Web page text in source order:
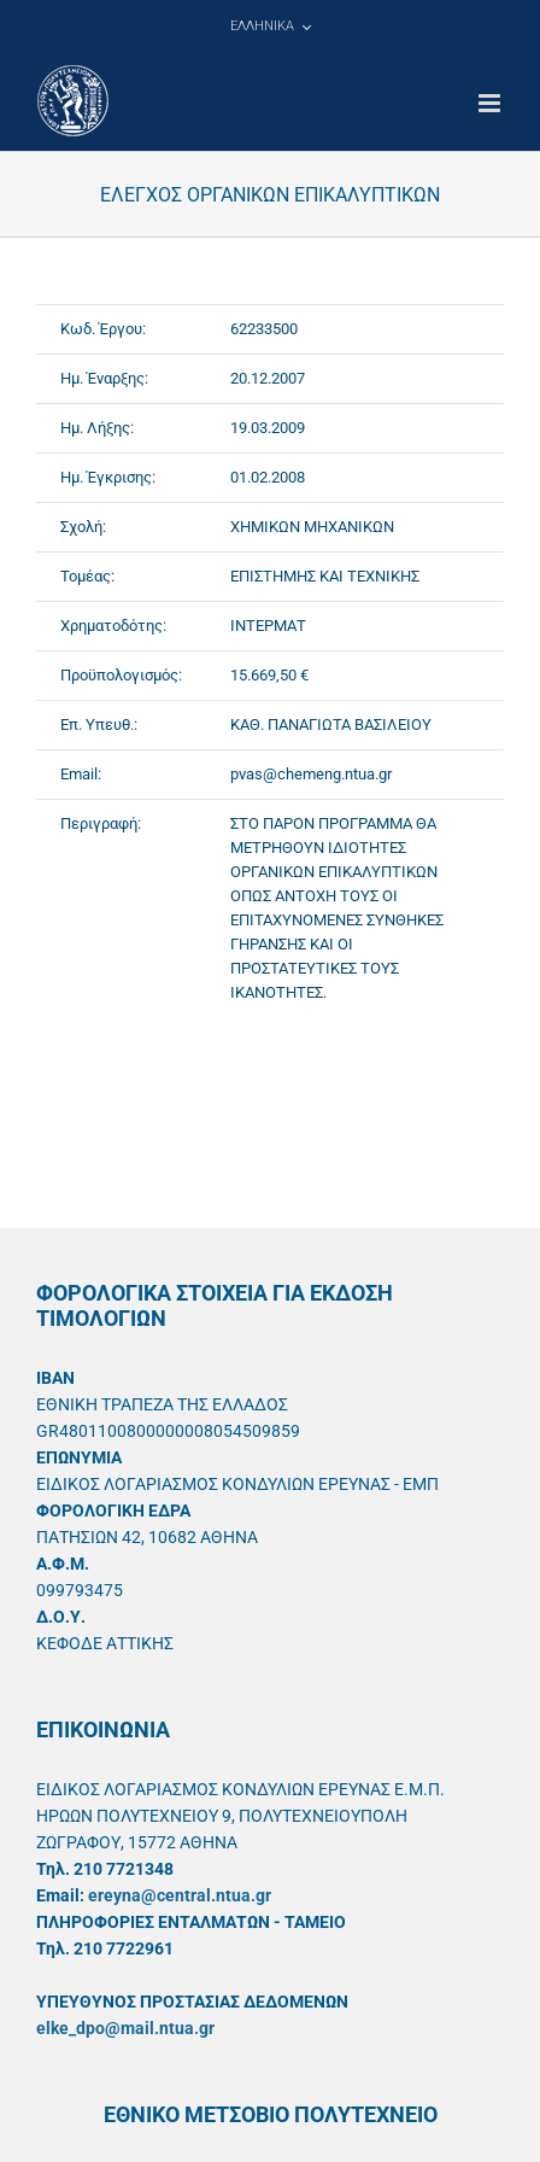
ΕΛΛΗΝΙΚΑ
ΕΛΕΓΧΟΣ ΟΡΓΑΝΙΚΩΝ ΕΠΙΚΑΛΥΠΤΙΚΩΝ
Κωδ. Έργου: 62233500
Ημ. Έναρξης: 20.12.2007
Ημ. Λήξης: 19.03.2009
Ημ. Έγκρισης: 01.02.2008
Σχολή: ΧΗΜΙΚΩΝ ΜΗΧΑΝΙΚΩΝ
Τομέας: ΕΠΙΣΤΗΜΗΣ ΚΑΙ ΤΕΧΝΙΚΗΣ
Χρηματοδότης: ΙΝΤΕΡΜΑΤ
Προϋπολογισμός: 15.669,50 €
Επ. Υπευθ.: ΚΑΘ. ΠΑΝΑΓΙΩΤΑ ΒΑΣΙΛΕΙΟΥ
Email: pvas@chemeng.ntua.gr
Περιγραφή:
ΣΤΟ ΠΑΡΟΝ ΠΡΟΓΡΑΜΜΑ ΘΑ
ΜΕΤΡΗΘΟΥΝ ΙΔΙΟΤΗΤΕΣ
ΟΡΓΑΝΙΚΩΝ ΕΠΙΚΑΛΥΠΤΙΚΩΝ
ΟΠΩΣ ΑΝΤΟΧΗ ΤΟΥΣ ΟΙ
ΕΠΙΤΑΧΥΝΟΜΕΝΕΣ ΣΥΝΘΗΚΕΣ
ΓΗΡΑΝΣΗΣ ΚΑΙ ΟΙ
ΠΡΟΣΤΑΤΕΥΤΙΚΕΣ ΤΟΥΣ
ΙΚΑΝΟΤΗΤΕΣ.
ΦΟΡΟΛΟΓΙΚΑ ΣΤΟΙΧΕΙΑ ΓΙΑ ΕΚΔΟΣΗ
ΤΙΜΟΛΟΓΙΩΝ
IBAN
ΕΘΝΙΚΗ ΤΡΑΠΕΖΑ ΤΗΣ ΕΛΛΑΔΟΣ
GR4801100800000008054509859
ΕΠΩΝΥΜΙΑ
ΕΙΔΙΚΟΣ ΛΟΓΑΡΙΑΣΜΟΣ ΚΟΝΔΥΛΙΩΝ ΕΡΕΥΝΑΣ - ΕΜΠ
ΦΟΡΟΛΟΓΙΚΗ ΕΔΡΑ
ΠΑΤΗΣΙΩΝ 42, 10682 ΑΘΗΝΑ
A.Φ.Μ.
099793475
Δ.Ο.Υ.
ΚΕΦΟΔΕ ΑΤΤΙΚΗΣ
ΕΠΙΚΟΙΝΩΝΙΑ
ΕΙΔΙΚΟΣ ΛΟΓΑΡΙΑΣΜΟΣ ΚΟΝΔΥΛΙΩΝ ΕΡΕΥΝΑΣ Ε.Μ.Π.
ΗΡΩΩΝ ΠΟΛΥΤΕΧΝΕΙΟΥ 9, ΠΟΛΥΤΕΧΝΕΙΟΥΠΟΛΗ
ΖΩΓΡΑΦΟΥ, 15772 ΑΘΗΝΑ
Τηλ. 210 7721348
Email: ereyna@central.ntua.gr
ΠΛΗΡΟΦΟΡΙΕΣ ΕΝΤΑΛΜΑΤΩΝ - ΤΑΜΕΙΟ
Τηλ. 210 7722961
ΥΠΕΥΘYΝΟΣ ΠΡΟΣΤΑΣΙΑΣ ΔΕΔΟΜΕΝΩΝ
elke_dpo@mail.ntua.gr
ΕΘΝΙΚΟ ΜΕΤΣΟΒΙΟ ΠΟΛΥΤΕΧΝΕΙΟ